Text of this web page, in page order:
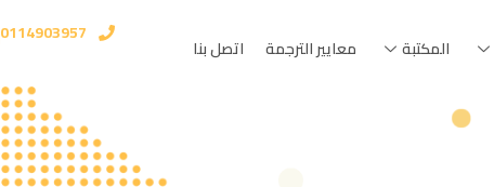
المكتبة معايير الترجمة اتصل بنا
0114903957